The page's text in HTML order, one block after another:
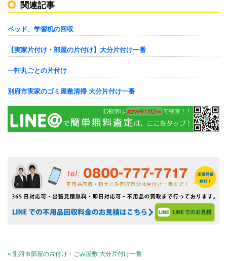
関連記事
ベッド、学習机の回収
【実家片付け・部屋の片付け】大分片付け一番
一軒丸ごとの片付け
別府市実家のゴミ屋敷清掃 大分片付け一番
« 別府市部屋の片付け・ごみ屋敷 大分片付け一番